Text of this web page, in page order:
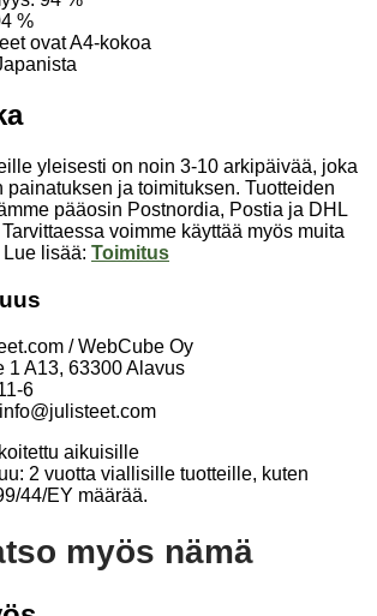
%
ovat A4-kokoa
yleisesti on noin 3-10 arkipäivää, joka
painatuksen ja toimituksen. Tuotteiden
pääosin Postnordia, Postia ja DHL
voimme käyttää myös muita
lisää: Toimitus
/ WebCube Oy
1 A13, 63300 Alavus
6
info@julisteet.com
aikuisille
2 vuotta viallisille tuotteille, kuten
44/EY määrää.
myös nämä